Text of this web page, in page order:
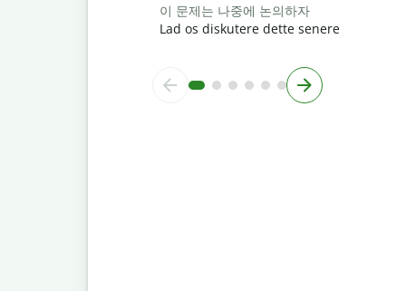
이 문제는 나중에 논의하자
Lad os diskutere dette senere